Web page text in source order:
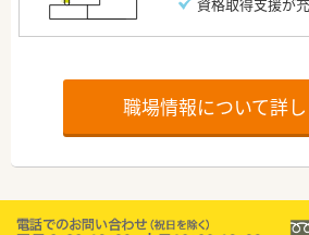
職場情報について詳し